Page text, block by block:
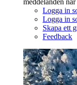
Logga in
Logga in
Skapa ett
Feedback